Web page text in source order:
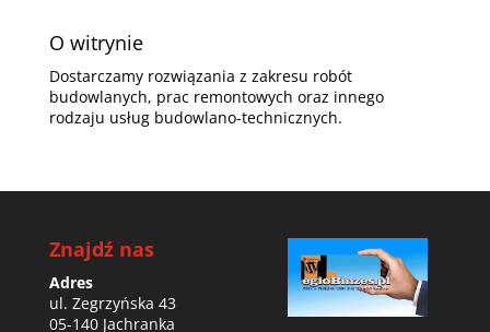
O witrynie
Dostarczamy rozwiązania z zakresu robót
budowlanych, prac remontowych oraz innego
rodzaju usług budowlano-technicznych.
Znajdź nas
Adres
ul. Zegrzyńska 43
05-140 Jachranka